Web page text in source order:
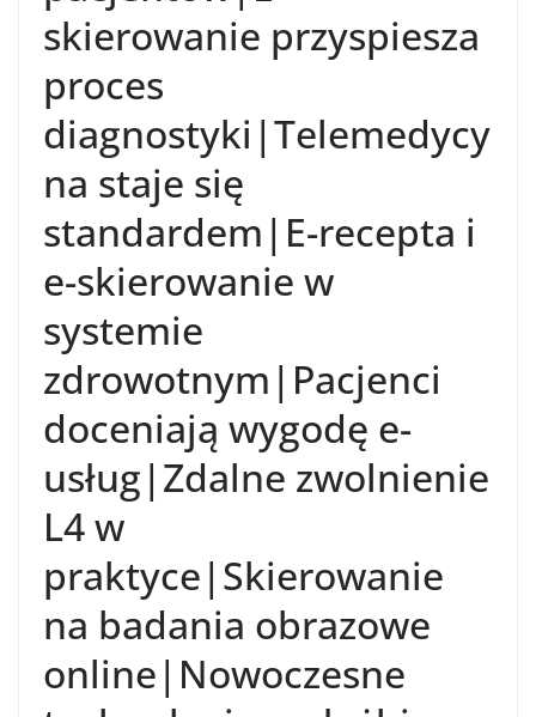
skierowanie przyspiesza
proces
diagnostyki|Telemedycy
na staje się
standardem|E-recepta i
e-skierowanie w
systemie
zdrowotnym|Pacjenci
doceniają wygodę e-
usług|Zdalne zwolnienie
L4 w
praktyce|Skierowanie
na badania obrazowe
online|Nowoczesne